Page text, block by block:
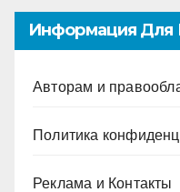
Информация Для
Авторам и
Политика
Реклама и Контакты